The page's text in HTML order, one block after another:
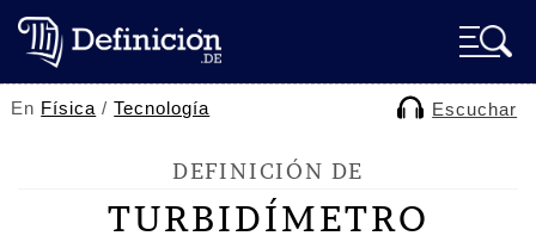
En Física /Tecnología Escuchar
DEFINICIÓN DE
TURBIDÍMETRO